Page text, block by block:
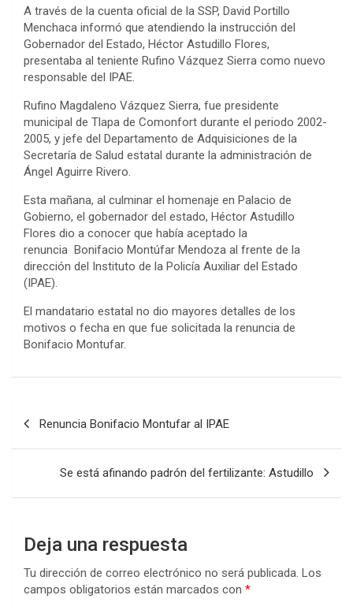
A través de la cuenta oficial de la SSP, David Portillo
Menchaca informó que atendiendo la instrucción del
Gobernador del Estado, Héctor Astudillo Flores,
presentaba al teniente Rufino Vázquez Sierra como nuevo
responsable del IPAE.
Rufino Magdaleno Vázquez Sierra, fue presidente
municipal de Tlapa de Comonfort durante el periodo 2002-
2005, y jefe del Departamento de Adquisiciones de la
Secretaría de Salud estatal durante la administración de
Ángel Aguirre Rivero.
Esta mañana, al culminar el homenaje en Palacio de
Gobierno, el gobernador del estado, Héctor Astudillo
Flores dio a conocer que había aceptado la
renuncia Bonifacio Montúfar Mendoza al frente de la
dirección del Instituto de la Policía Auxiliar del Estado
(IPAE).
El mandatario estatal no dio mayores detalles de los
motivos o fecha en que fue solicitada la renuncia de
Bonifacio Montufar.
Renuncia Bonifacio Montufar al IPAE
Se está afinando padrón del fertilizante: Astudillo
Deja una respuesta
Tu dirección de correo electrónico no será publicada. Los
campos obligatorios están marcados con *